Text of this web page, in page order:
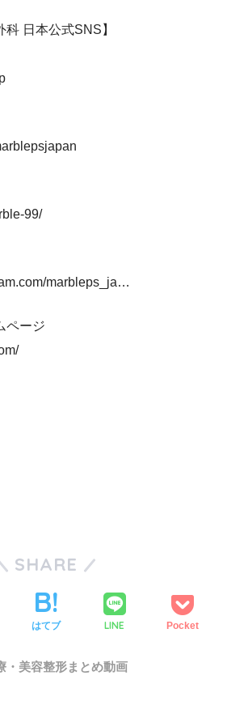
科 日本公式SNS】
99/
marbleps_ja…
ページ
SHARE
はてブ LINE Pocket
・美容整形まとめ動画